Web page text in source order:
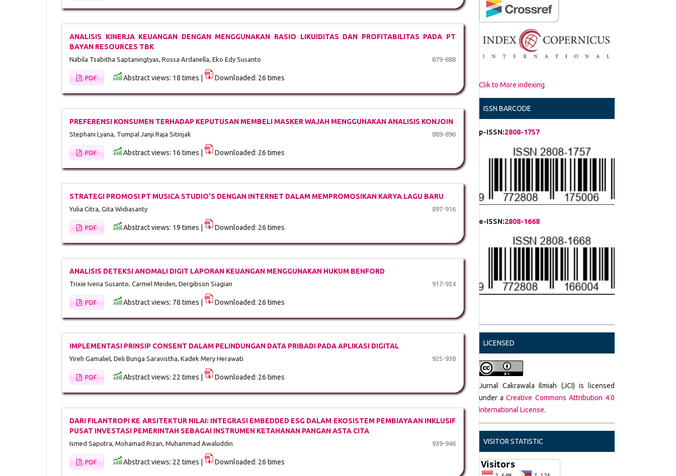
ANALISIS KINERJA KEUANGAN DENGAN MENGGUNAKAN RASIO LIKUIDITAS DAN PROFITABILITAS PADA PT
BAYAN RESOURCES TBK
Nabila Tsabitha Saptaningtyas, Rossa Ardanella, Eko Edy Susanto 879-888
PDF Abstract views: 18 times | Downloaded: 26 times
PREFERENSI KONSUMEN TERHADAP KEPUTUSAN MEMBELI MASKER WAJAH MENGGUNAKAN ANALISIS KONJOIN
Stephani Lyana, Tumpal Janji Raja Sitinjak 889-896
PDF Abstract views: 16 times | Downloaded: 26 times
STRATEGI PROMOSI PT MUSICA STUDIO'S DENGAN INTERNET DALAM MEMPROMOSIKAN KARYA LAGU BARU
Yulia Citra, Gita Widiasanty 897-916
PDF Abstract views: 19 times | Downloaded: 26 times
ANALISIS DETEKSI ANOMALI DIGIT LAPORAN KEUANGAN MENGGUNAKAN HUKUM BENFORD
Trixie Ivena Susanto, Carmel Meiden, Dergibson Siagian 917-924
PDF Abstract views: 78 times | Downloaded: 26 times
IMPLEMENTASI PRINSIP CONSENT DALAM PELINDUNGAN DATA PRIBADI PADA APLIKASI DIGITAL
Yireh Gamaliel, Deli Bunga Saravistha, Kadek Mery Herawati 925-938
PDF Abstract views: 22 times | Downloaded: 26 times
DARI FILANTROPI KE ARSITEKTUR NILAI: INTEGRASI EMBEDDED ESG DALAM EKOSISTEM PEMBIAYAAN INKLUSIF
PUSAT INVESTASI PEMERINTAH SEBAGAI INSTRUMEN KETAHANAN PANGAN ASTA CITA
Ismed Saputra, Mohamad Rizan, Muhammad Awaluddin 939-946
PDF Abstract views: 22 times | Downloaded: 26 times
Clik to More indexing
ISSN BARCODE
p-ISSN:2808-1757
e-ISSN:2808-1668
LICENSED
Jurnal Cakrawala Ilmiah (JCI) is licensed
under aCreative Commons Attribution 4.0
International License.
VISITOR STATISTIC